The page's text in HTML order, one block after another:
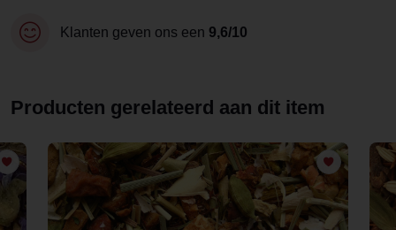
Klanten geven ons een 9,6/10
Producten gerelateerd aan dit item